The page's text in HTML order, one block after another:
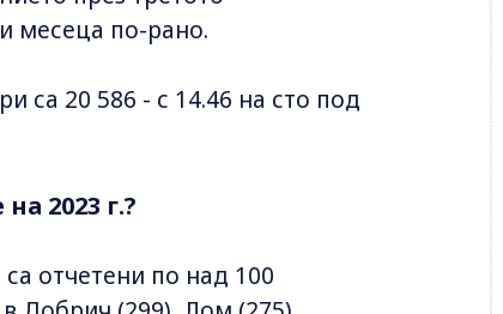
месеца по-рано.
са 20 586 - с 14.46 на сто под
2023 г.?
отчетени по над 100